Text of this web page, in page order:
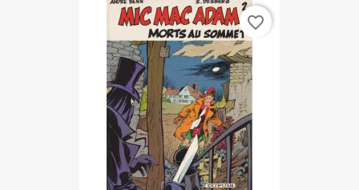
favorite_border